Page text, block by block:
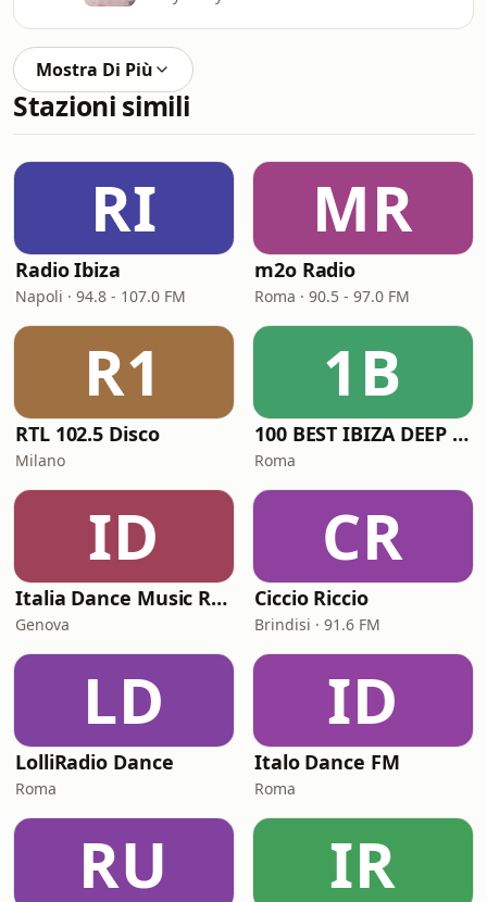
Mostra Di Più
Stazioni simili
RI
Radio Ibiza
Napoli · 94.8 - 107.0 FM
MR
m2o Radio
Roma · 90.5 - 97.0 FM
R1
RTL 102.5 Disco
Milano
1B
100 BEST IBIZA DEEP HOUSE
Roma
ID
Italia Dance Music Radio
Genova
CR
Ciccio Riccio
Brindisi · 91.6 FM
LD
LolliRadio Dance
Roma
ID
Italo Dance FM
Roma
RU IR